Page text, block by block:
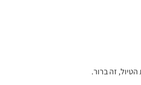
זה ברור.